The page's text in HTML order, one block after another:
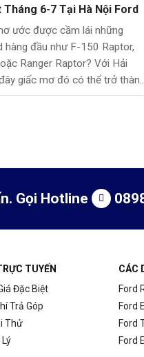
6-7 Tại Hà Nội Ford
ước được cầm lái những
đầu như F-150 Raptor,
Ranger Raptor? Với Hải
giấc mơ đó có thể trở
Gọi Hotline
TUYẾN
Đặc Biệt
Trả Góp
Thử
CÁC
Ford
Ford
Ford
Ford